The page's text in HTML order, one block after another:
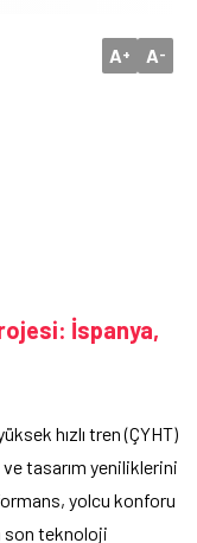
A+ A-
İspanya,
hızlı tren (ÇYHT)
tasarım yeniliklerini
yolcu konforu
son teknoloji